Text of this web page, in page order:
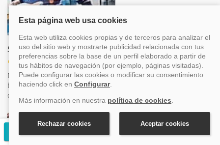
Simulador de paracaidismo
Ocio
Disfruta de la trepidante actividad de paracaidismo en record
by ifly, sentiras la adrenalina mientras que sientes la libertad
de flotar en el aire.